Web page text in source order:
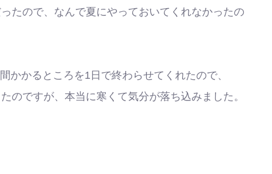
たので、なんで夏にやっておいてくれなかったの
かかるところを1日で終わらせてくれたので、
のですが、本当に寒くて気分が落ち込みました。